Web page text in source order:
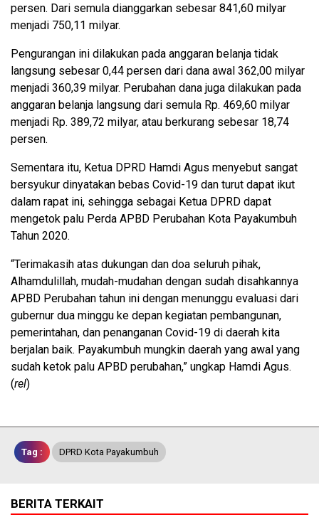
persen. Dari semula dianggarkan sebesar 841,60 milyar
menjadi 750,11 milyar.
Pengurangan ini dilakukan pada anggaran belanja tidak
langsung sebesar 0,44 persen dari dana awal 362,00 milyar
menjadi 360,39 milyar. Perubahan dana juga dilakukan pada
anggaran belanja langsung dari semula Rp. 469,60 milyar
menjadi Rp. 389,72 milyar, atau berkurang sebesar 18,74
persen.
Sementara itu, Ketua DPRD Hamdi Agus menyebut sangat
bersyukur dinyatakan bebas Covid-19 dan turut dapat ikut
dalam rapat ini, sehingga sebagai Ketua DPRD dapat
mengetok palu Perda APBD Perubahan Kota Payakumbuh
Tahun 2020.
“Terimakasih atas dukungan dan doa seluruh pihak,
Alhamdulillah, mudah-mudahan dengan sudah disahkannya
APBD Perubahan tahun ini dengan menunggu evaluasi dari
gubernur dua minggu ke depan kegiatan pembangunan,
pemerintahan, dan penanganan Covid-19 di daerah kita
berjalan baik. Payakumbuh mungkin daerah yang awal yang
sudah ketok palu APBD perubahan,” ungkap Hamdi Agus.
(rel)
Tag : DPRD Kota Payakumbuh
BERITA TERKAIT